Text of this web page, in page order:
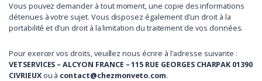
Vous pouvez demander à tout moment, une copie des informations
détenues à votre sujet. Vous disposez également d'un droit à la
portabilité et d’un droit à la limitation du traitement de vos données.
Pour exercer vos droits, veuillez nous écrire à l'adresse suivante :
VETSERVICES – ALCYON FRANCE – 115 RUE GEORGES CHARPAK 01390
CIVRIEUXou à contact@chezmonveto.com.